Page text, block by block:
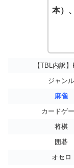
本）
【TBL内訳
ジャンル
麻雀
カードゲ
将棋
囲碁
オセロ